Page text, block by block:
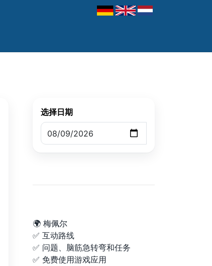
选择日期
🌍 梅佩尔
✅ 互动路线
✅ 问题、脑筋急转弯和任务
✅ 免费使用游戏应用